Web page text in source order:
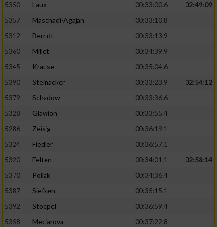
5350
Laux 00:33:00.6
02:49:09
5357
Maschadi-Agajan
00:33:10.8
5312
Berndt
00:33:13.9
5360
Millet
00:34:39.9
5345
Krause
00:35:04.6
5390
Steinacker 00:33:23.9
02:54:12
5379
Schadow
00:33:36.6
5328
Glawion
00:33:55.4
5286
Zeisig
00:36:19.1
5324
Fiedler
00:36:57.1
5320
Felten 00:34:01.1
02:58:14
5370
Pollak
00:34:36.4
5387
Siefken
00:35:15.1
5392
Stoepel
00:36:59.4
5358
Meciarova
00:37:22.8